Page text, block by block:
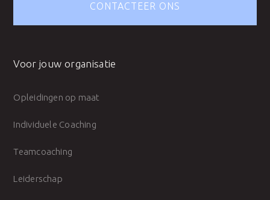
CONTACTEER ONS
Voor jouw organisatie
Opleidingen op maat
Individuele Coaching
Teamcoaching
Leiderschap